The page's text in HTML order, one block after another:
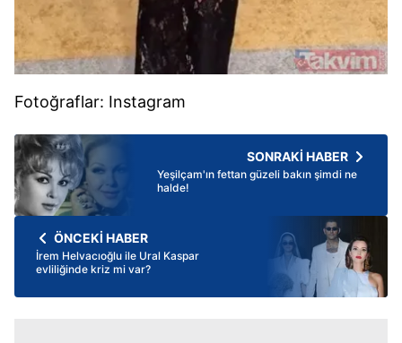
Fotoğraflar: Instagram
SONRAKİ HABER
Yeşilçam'ın fettan güzeli bakın şimdi ne
halde!
ÖNCEKİ HABER
İrem Helvacıoğlu ile Ural Kaspar
evliliğinde kriz mi var?